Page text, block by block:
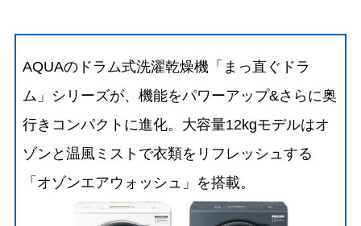
AQUAのドラム式洗濯乾燥機「まっ直ぐドラ
ム」シリーズが、機能をパワーアップ&さらに奥
行きコンパクトに進化。大容量12kgモデルはオ
ゾンと温風ミストで衣類をリフレッシュする
「オゾンエアウォッシュ」を搭載。